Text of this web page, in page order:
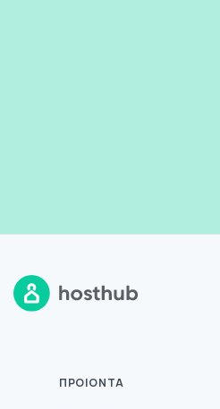
ΠΡΟΙΌΝΤΑ